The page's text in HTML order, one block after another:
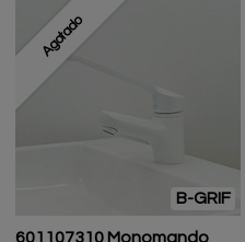
Agotado
B-GRIF
601107310 Monomando